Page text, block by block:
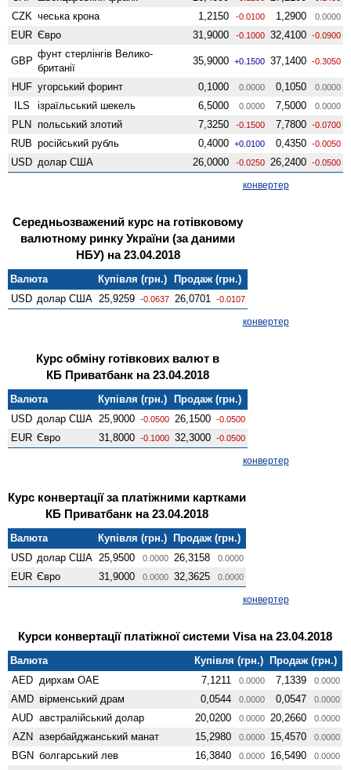
CZK чеська крона 1,2150 -0.0100 1,2900 0.0000
EUR Євро 31,9000 -0.1000 32,4100 -0.0900
GBP
фунт стерлінгів Велико­
британії
35,9000 +0.1500 37,1400 -0.3050
HUF угорський форинт 0,1000 0.0000 0,1050 0.0000
ILS ізраїльський шекель 6,5000 0.0000 7,5000 0.0000
PLN польський злотий 7,3250 -0.1500 7,7800 -0.0700
RUB російський рубль 0,4000 +0.0100 0,4350 -0.0050
USD долар США 26,0000 -0.0250 26,2400 -0.0500
конвертер
Середньозважений курс на готівковому
валютному ринку України (за даними
НБУ) на 23.04.2018
Валюта Купівля (грн.)
Продаж (грн.)
USD долар США 25,9259 -0.0637 26,0701 -0.0107
конвертер
Курс обміну готівкових валют в
КБ Приватбанк на 23.04.2018
Валюта Купівля (грн.)
Продаж (грн.)
USD долар США 25,9000 -0.0500 26,1500 -0.0500
EUR Євро 31,8000 -0.1000 32,3000 -0.0500
конвертер
Курс конвертації за платіжними картками
КБ Приватбанк на 23.04.2018
Валюта Купівля (грн.) Продаж (грн.)
USD долар США 25,9500 0.0000 26,3158 0.0000
EUR Євро 31,9000 0.0000 32,3625 0.0000
конвертер
Курси конвертації платіжної системи Visa на 23.04.2018
Валюта Купівля (грн.) Продаж (грн.)
AED дирхам ОАЕ 7,1211 0.0000 7,1339 0.0000
AMD вiрменський драм 0,0544 0.0000 0,0547 0.0000
AUD австралійський долар 20,0200 0.0000 20,2660 0.0000
AZN азербайджанський манат 15,2980 0.0000 15,4570 0.0000
BGN болгарський лев 16,3840 0.0000 16,5490 0.0000